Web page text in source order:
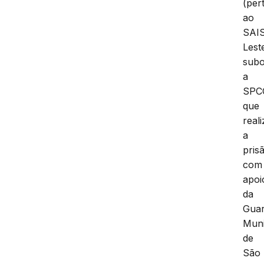
ao
a
que
a
com
da
de
São